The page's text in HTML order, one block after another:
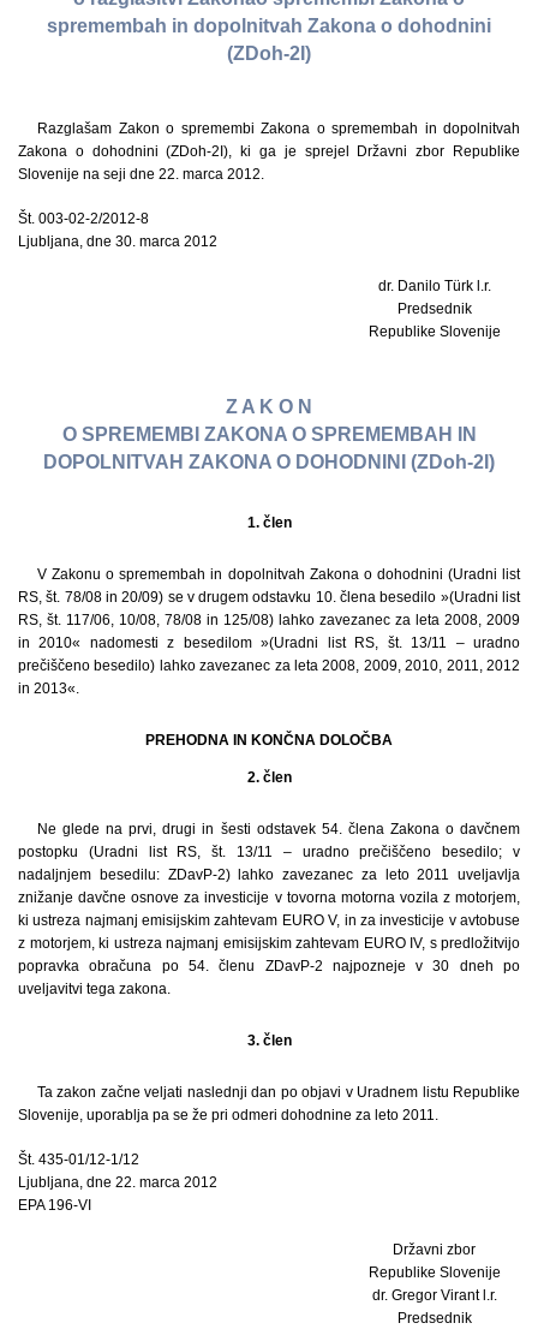
spremembah in dopolnitvah Zakona o dohodnini
(ZDoh-2I)
Razglašam Zakon o spremembi Zakona o spremembah in dopolnitvah
Zakona o dohodnini (ZDoh-2I), ki ga je sprejel Državni zbor Republike
Slovenije na seji dne 22. marca 2012.
Št. 003-02-2/2012-8
Ljubljana, dne 30. marca 2012
dr. Danilo Türk l.r.
Predsednik
Republike Slovenije
Z A K O N
O SPREMEMBI ZAKONA O SPREMEMBAH IN
DOPOLNITVAH ZAKONA O DOHODNINI (ZDoh-2I)
1. člen
V Zakonu o spremembah in dopolnitvah Zakona o dohodnini (Uradni list
RS, št. 78/08 in 20/09) se v drugem odstavku 10. člena besedilo »(Uradni list
RS, št. 117/06, 10/08, 78/08 in 125/08) lahko zavezanec za leta 2008, 2009
in 2010« nadomesti z besedilom »(Uradni list RS, št. 13/11 – uradno
prečiščeno besedilo) lahko zavezanec za leta 2008, 2009, 2010, 2011, 2012
in 2013«.
PREHODNA IN KONČNA DOLOČBA
2. člen
Ne glede na prvi, drugi in šesti odstavek 54. člena Zakona o davčnem
postopku (Uradni list RS, št. 13/11 – uradno prečiščeno besedilo; v
nadaljnjem besedilu: ZDavP-2) lahko zavezanec za leto 2011 uveljavlja
znižanje davčne osnove za investicije v tovorna motorna vozila z motorjem,
ki ustreza najmanj emisijskim zahtevam EURO V, in za investicije v avtobuse
z motorjem, ki ustreza najmanj emisijskim zahtevam EURO IV, s predložitvijo
popravka obračuna po 54. členu ZDavP-2 najpozneje v 30 dneh po
uveljavitvi tega zakona.
3. člen
Ta zakon začne veljati naslednji dan po objavi v Uradnem listu Republike
Slovenije, uporablja pa se že pri odmeri dohodnine za leto 2011.
Št. 435-01/12-1/12
Ljubljana, dne 22. marca 2012
EPA 196-VI
Državni zbor
Republike Slovenije
dr. Gregor Virant l.r.
Predsednik